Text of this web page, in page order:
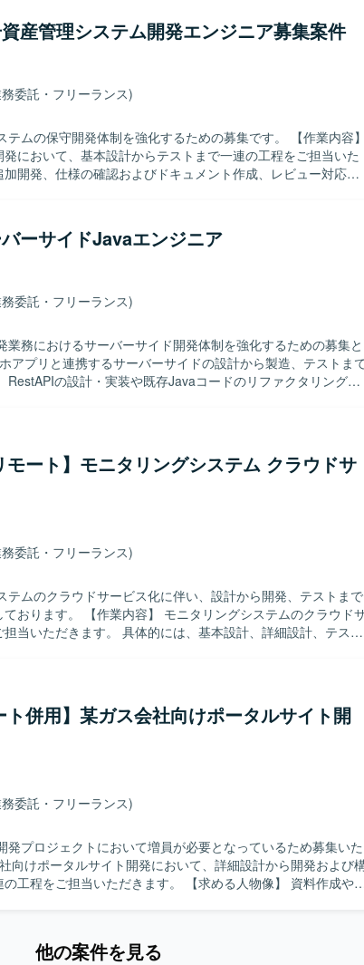
ョンを取りながら、品質と生産性の両立を意識して開発を進め
ルの両面を高めることができます。バックエンドからフロン
ことができ、中長期的なキャリア形成にもつながるポジショ
産管理システム開発エンジニア募集案件
委託・フリーランス)
保守開発体制を強化するための募集です。 【作業内容】
において、基本設計からテストまで一連の工程をご担当いた
開発、仕様の確認およびドキュメント作成、レビュー対応な
や高信頼性が求められる領域での開発経験を積むことができま
ドからフロントエンドまで幅広い技術スタックに触れられま
ーサイドJavaエンジニア
委託・フリーランス)
業務におけるサーバーサイド開発体制を強化するための募集と
RestAPIの設計・実装や既存Javaコードのリファクタリングを
物像】 設計からテストまで主体的
す。 チームメンバーとコミュニケーションを取りながら開発を
。 既存コードの改善やリファクタリングに前向きに取り組める
装力ともに経験を積んでいただけます。 RestAPIやDockerな
かしつつ、継続的な改善にも関わっていただけます。 【開
を用いたサーバーサイド開発を行います。 Git/GitHubに
を利用したコンテナ環境で開発・テストを実施いたしま
モート】モニタリングシステム クラウドサ
委託・フリーランス)
テムのクラウドサービス化に伴い、設計から開発、テストまで
ングシステムのクラウドサ
当いただきます。 具体的には、基本設計、詳細設計、テスト
携わることができ、設計からテストまで幅広い経験を積むこと
活用した開発に関わることで、新しい開発手法にも触れてい
ト併用】某ガス会社向けポータルサイト開
委託・フリーランス)
発プロジェクトにおいて増員が必要となっているため募集いた
ただきます。 【求める人物像】 資料作成や報
たします。
他の案件を見る